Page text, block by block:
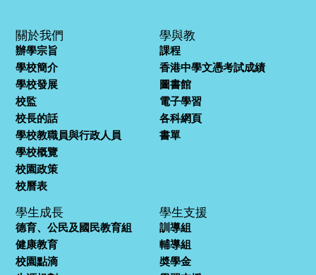
關於我們
辦學宗旨
學校簡介
學校發展
校監
校長的話
學校教職員與行政人員
學校概覽
校園政策
校曆表
學與教
課程
香港中學文憑考試成績
圖書館
電子學習
各科網頁
書單
學生成長
德育、公民及國民教育組
健康教育
校園點滴
學生支援
訓導組
輔導組
奬學金